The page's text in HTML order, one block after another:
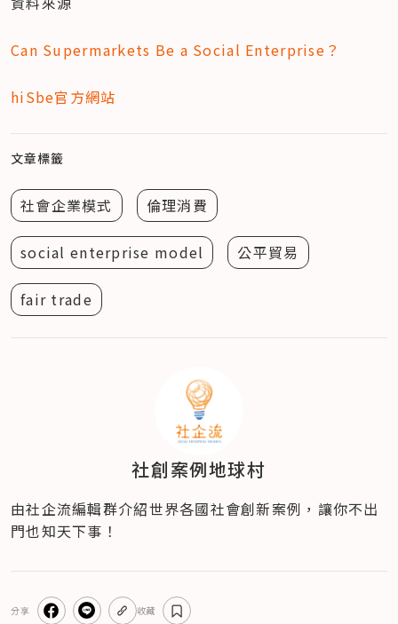
Can Supermarkets Be a Social Enterprise？
hiSbe官方網站
文章標籤
社會企業模式 倫理消費
social enterprise model 公平貿易
fair trade
社創案例地球村
由社企流編輯群介紹世界各國社會創新案例，讓你不出
門也知天下事！
分享 收藏